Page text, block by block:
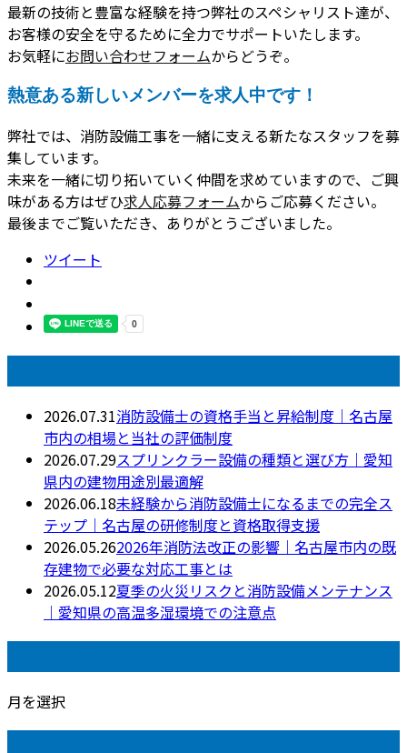
最新の技術と豊富な経験を持つ弊社のスペシャリスト達が、
お客様の安全を守るために全力でサポートいたします。
お気軽にお問い合わせフォームからどうぞ。
熱意ある新しいメンバーを求人中です！
弊社では、消防設備工事を一緒に支える新たなスタッフを募
集しています。
未来を一緒に切り拓いていく仲間を求めていますので、ご興
味がある方はぜひ求人応募フォームからご応募ください。
最後までご覧いただき、ありがとうございました。
ツイート
2026.07.31消防設備士の資格手当と昇給制度｜名古屋
市内の相場と当社の評価制度
2026.07.29スプリンクラー設備の種類と選び方｜愛知
県内の建物用途別最適解
2026.06.18未経験から消防設備士になるまでの完全ス
テップ｜名古屋の研修制度と資格取得支援
2026.05.262026年消防法改正の影響｜名古屋市内の既
存建物で必要な対応工事とは
2026.05.12夏季の火災リスクと消防設備メンテナンス
｜愛知県の高温多湿環境での注意点
月を選択